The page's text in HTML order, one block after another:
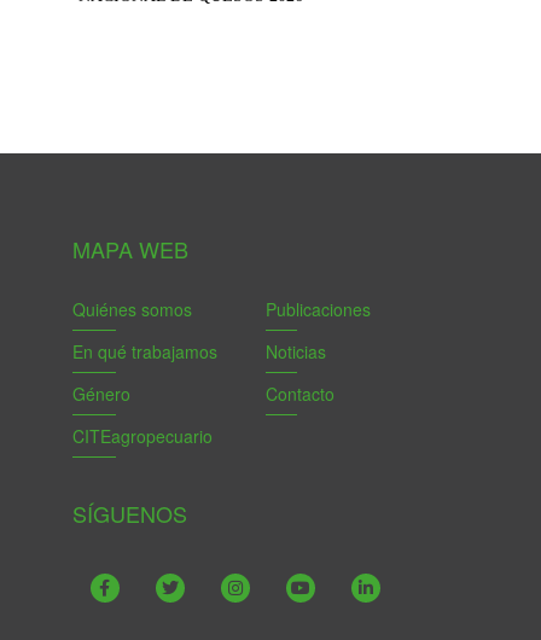
MAPA WEB
Quiénes somos
En qué trabajamos
Género
CITEagropecuario
Publicaciones
Noticias
Contacto
SÍGUENOS